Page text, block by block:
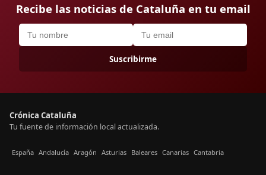
Recibe las noticias de Cataluña en tu email
Suscribirme
Crónica Cataluña
Tu fuente de información local actualizada.
España Andalucía Aragón Asturias Baleares Canarias Cantabria